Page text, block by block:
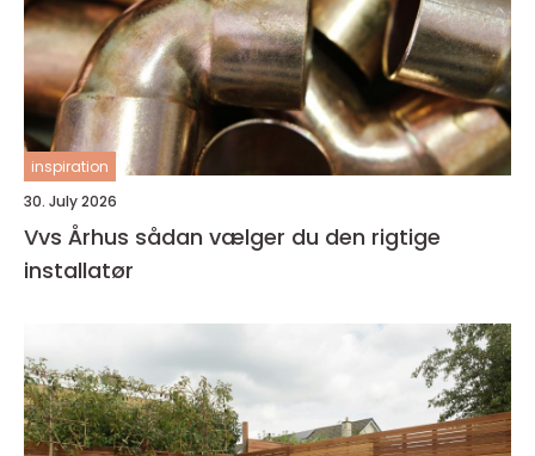
inspiration
30. July 2026
Vvs Århus sådan vælger du den rigtige
installatør